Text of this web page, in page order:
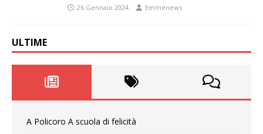
26 Gennaio 2024 Emmenews
ULTIME
A Policoro A scuola di felicità